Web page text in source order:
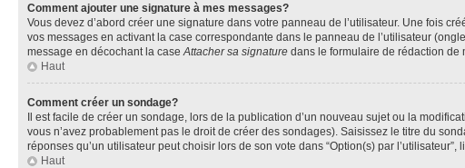
Comment ajouter une signature à mes messages?
Vous devez d’abord créer une signature dans votre panneau de l’utilisateur. Une fois
vos messages en activant la case correspondante dans le panneau de l’utilisateur
message en décochant la caseAttacher sa signature dans le formulaire de rédaction de
Haut
Comment créer un sondage?
Il est facile de créer un sondage, lors de la publication d’un nouveau sujet ou la
vous n’avez probablement pas le droit de créer des sondages). Saisissez le titre du
réponses qu’un utilisateur peut choisir lors de son vote dans “Option(s) par
Haut